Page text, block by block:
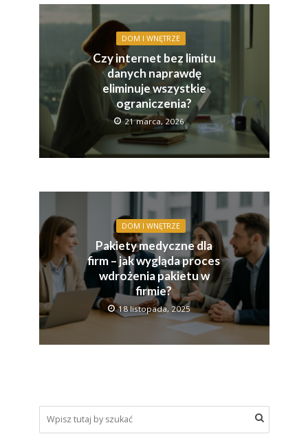
DOM I WNĘTRZE
Czy internet bez limitu
danych naprawdę
eliminuje wszystkie
ograniczenia?
21 marca, 2026
DOM I WNĘTRZE
Pakiety medyczne dla
firm – jak wygląda proces
wdrożenia pakietu w
firmie?
18 listopada, 2025